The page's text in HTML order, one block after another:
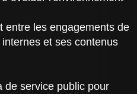
entre les engagements de
internes et ses contenus
de service public pour